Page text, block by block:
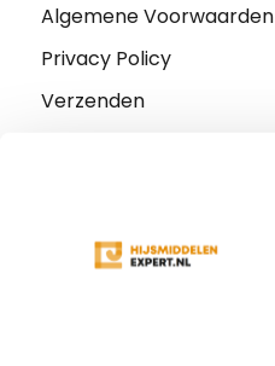
Algemene Voorwaarden
Privacy Policy
Verzenden